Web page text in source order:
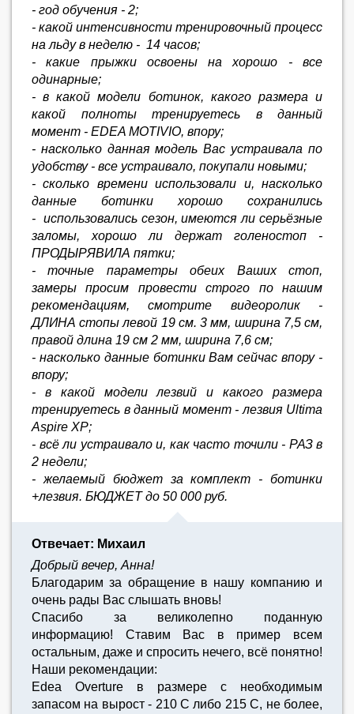
- год обучения - 2;
- какой интенсивности тренировочный процесс
на льду в неделю - 14 часов;
- какие прыжки освоены на хорошо - все
одинарные;
- в какой модели ботинок, какого размера и
какой полноты тренируетесь в данный
момент - EDEA MOTIVIO, впору;
- насколько данная модель Вас устраивала по
удобству - все устраивало, покупали новыми;
- сколько времени использовали и, насколько
данные ботинки хорошо сохранились
- использовались сезон, имеются ли серьёзные
заломы, хорошо ли держат голеностоп -
ПРОДЫРЯВИЛА пятки;
- точные параметры обеих Ваших стоп,
замеры просим провести строго по нашим
рекомендациям, смотрите видеоролик -
ДЛИНА стопы левой 19 см. 3 мм, ширина 7,5 см,
правой длина 19 см 2 мм, ширина 7,6 см;
- насколько данные ботинки Вам сейчас впору -
впору;
- в какой модели лезвий и какого размера
тренируетесь в данный момент - лезвия Ultima
Aspire XP;
- всё ли устраивало и, как часто точили - РАЗ в
2 недели;
- желаемый бюджет за комплект - ботинки
+лезвия. БЮДЖЕТ до 50 000 руб.
Отвечает: Михаил
Добрый вечер, Анна!
Благодарим за обращение в нашу компанию и
очень рады Вас слышать вновь!
Спасибо за великолепно поданную
информацию! Ставим Вас в пример всем
остальным, даже и спросить нечего, всё понятно!
Наши рекомендации:
Edea Overture в размере с необходимым
запасом на вырост - 210 С либо 215 С, не более,